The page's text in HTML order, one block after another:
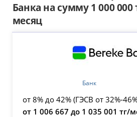
Банка на сумму 1 000 000
месяц
Банк
от 8% до 42% (ГЭСВ от 32%-
от 1 006 667 до 1 035 001 тг/